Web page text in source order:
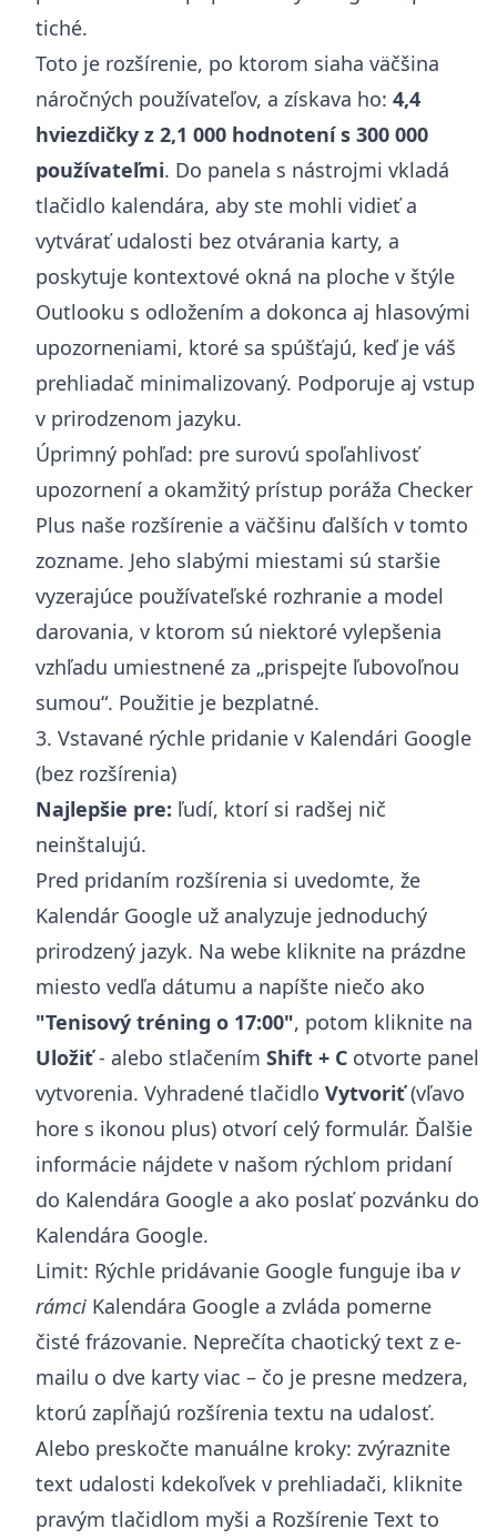
tiché.
Toto je rozšírenie, po ktorom siaha väčšina
náročných používateľov, a získava ho: 4,4
hviezdičky z 2,1 000 hodnotení s 300 000
používateľmi. Do panela s nástrojmi vkladá
tlačidlo kalendára, aby ste mohli vidieť a
vytvárať udalosti bez otvárania karty, a
poskytuje kontextové okná na ploche v štýle
Outlooku s odložením a dokonca aj hlasovými
upozorneniami, ktoré sa spúšťajú, keď je váš
prehliadač minimalizovaný. Podporuje aj vstup
v prirodzenom jazyku.
Úprimný pohľad: pre surovú spoľahlivosť
upozornení a okamžitý prístup poráža Checker
Plus naše rozšírenie a väčšinu ďalších v tomto
zozname. Jeho slabými miestami sú staršie
vyzerajúce používateľské rozhranie a model
darovania, v ktorom sú niektoré vylepšenia
vzhľadu umiestnené za „prispejte ľubovoľnou
sumou“. Použitie je bezplatné.
3. Vstavané rýchle pridanie v Kalendári Google
(bez rozšírenia)
Najlepšie pre: ľudí, ktorí si radšej nič
neinštalujú.
Pred pridaním rozšírenia si uvedomte, že
Kalendár Google už analyzuje jednoduchý
prirodzený jazyk. Na webe kliknite na prázdne
miesto vedľa dátumu a napíšte niečo ako
"Tenisový tréning o 17:00", potom kliknite na
Uložiť- alebo stlačením Shift + C otvorte panel
vytvorenia. Vyhradené tlačidlo Vytvoriť(vľavo
hore s ikonou plus) otvorí celý formulár. Ďalšie
informácie nájdete v našom rýchlom pridaní
do Kalendára Google a ako poslať pozvánku do
Kalendára Google.
Limit: Rýchle pridávanie Google funguje iba v
rámci Kalendára Google a zvláda pomerne
čisté frázovanie. Neprečíta chaotický text z e-
mailu o dve karty viac – čo je presne medzera,
ktorú zapĺňajú rozšírenia textu na udalosť.
Alebo preskočte manuálne kroky: zvýraznite
text udalosti kdekoľvek v prehliadači, kliknite
pravým tlačidlom myši a Rozšírenie Text to